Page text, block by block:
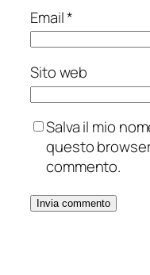
Email*
Sito web
Salva il mio
questo
commento.